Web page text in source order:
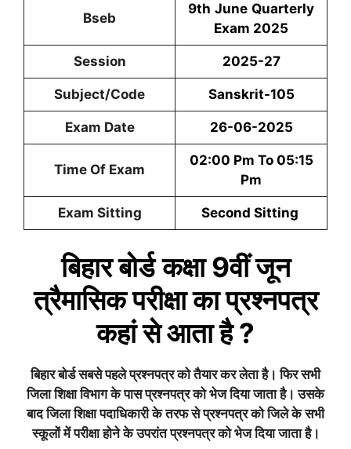
Bseb
9th June Quarterly
Exam 2025
Session 2025-27
Subject/Code Sanskrit-105
Exam Date 26-06-2025
Time Of Exam
02:00 Pm To 05:15
Pm
Exam Sitting Second Sitting
बिहार बोर्ड कक्षा 9वींजून
त्रैमासिकपरीक्षा का प्रश्नपत्र
कहां से आता है ?
बिहार बोर्ड सबसे पहले प्रश्नपत्र को तैयार कर लेता है। फिर सभी
जिला शिक्षा विभाग के पास प्रश्नपत्र को भेज दिया जाता है। उसके
बाद जिला शिक्षा पदाधिकारी के तरफ से प्रश्नपत्र को जिले के सभी
स्कूलों में परीक्षा होने के उपरांत प्रश्नपत्र को भेज दिया जाता है।